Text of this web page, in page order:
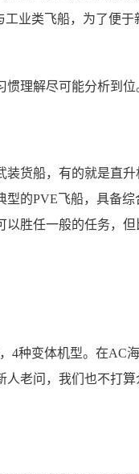
业类飞船，为了便于
理解尽可能分析到
货船，有的就是直
的PVE飞船，具备
胜任一般的任务，
4种变体机型。在AC
人老问，我们也不打算